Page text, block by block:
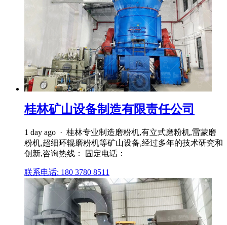
桂林矿山设备制造有限责任公司
1 day ago · 桂林专业制造磨粉机,有立式磨粉机,雷蒙磨
粉机,超细环辊磨粉机等矿山设备,经过多年的技术研究和
创新,咨询热线： 固定电话：
联系电话: 180 3780 8511